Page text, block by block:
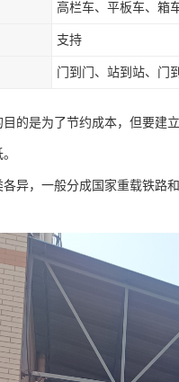
高栏车、平板车、箱
支持
门到门、站到站、门
目的是为了节约成本，但要建
各异，一般分成国家重载铁路